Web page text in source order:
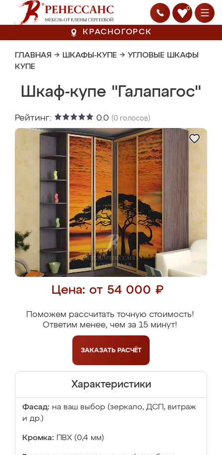
0
КРАСНОГОРСК
ГЛАВНАЯ → ШКАФЫ-КУПЕ → УГЛОВЫЕ ШКАФЫ
КУПЕ
Шкаф-купе "Галапагос"
Рейтинг: 0.0 (0 голосов)
Цена: от 54 000 ₽
Поможем рассчитать точную стоимость!
Ответим менее, чем за 15 минут!
ЗАКАЗАТЬ РАСЧЁТ
Характеристики
Фасад: на ваш выбор (зеркало, ДСП, витраж
и др.)
Кромка: ПВХ (0,4 мм)